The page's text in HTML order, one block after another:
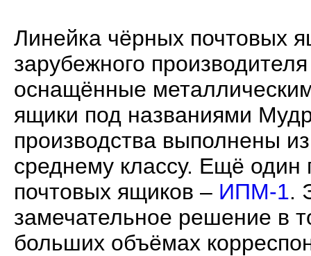
Линейка чёрных почтовых
зарубежного
оснащённые
ящики под названиями
производства выполнены
среднему классу. Ещё один
почтовых ящиков – ИПМ-1.
замечательное решение в
больших объёмах